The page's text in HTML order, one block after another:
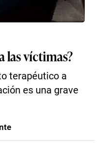
las víctimas?
terapéutico a
es una grave